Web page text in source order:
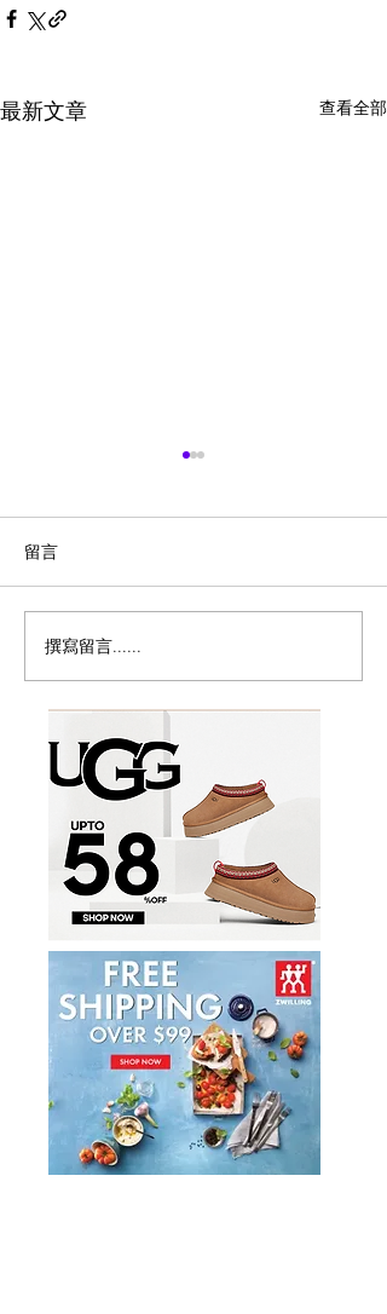
最新文章 查看全部
历史新低！Samsonite 新
秀丽 Winfield 2 全PC
20+28寸 黑色拉杆行李箱2
件套1.7折
留言
撰寫留言......